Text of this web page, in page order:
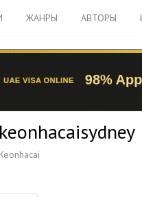
ЖАНРЫ АВТОРЫ
keonhacaisydney
Keonhacai